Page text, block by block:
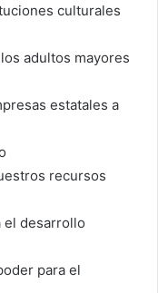
culturales
adultos mayores
estatales a
recursos
el desarrollo
para el